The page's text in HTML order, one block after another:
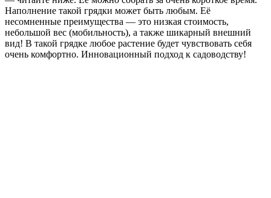
Наполнение такой грядки может быть любым. Её
несомненные преимущества — это низкая стоимость,
небольшой вес (мобильность), а также шикарный внешний
вид! В такой грядке любое растение будет чувствовать себя
очень комфортно. Инновационный подход к садоводству!